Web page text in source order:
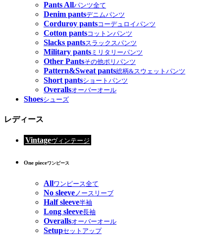
Pants Allパンツ全て
Denim pantsデニムパンツ
Corduroy pantsコーデュロイパンツ
Cotton pantsコットンパンツ
Slacks pantsスラックスパンツ
Military pants ミリタリーパンツ
Other Pantsその他ポリパンツ
Pattern&Sweat pants総柄&スウェットパンツ
Short pantsショートパンツ
Overallsオーバーオール
Shoesシューズ
レディース
Vintageヴィンテージ
One pieceワンピース
Allワンピース全て
No sleeve ノースリーブ
Half sleeve半袖
Long sleeve長袖
Overallsオーバーオール
Setupセットアップ